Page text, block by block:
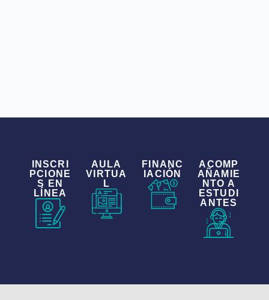
INSCRI
PCIONE
S EN
LÍNEA
AULA
VIRTUA
L
FINANC
IACIÓN
ACOMP
AÑAMIE
NTO A
ESTUDI
ANTES